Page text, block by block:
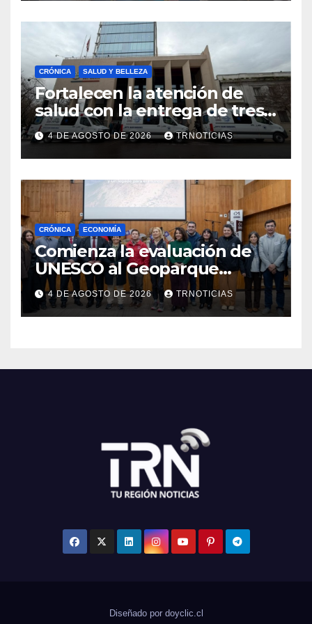
emprendimiento
CRÓNICA SALUD Y BELLEZA
Fortalecen la atención de
salud con la entrega de tres
nuevas ambulancias para
Cauquenes y Sagrada Familia
4 DE AGOSTO DE 2026 TRNOTICIAS
CRÓNICA ECONOMÍA
Comienza la evaluación de
UNESCO al Geoparque
Aspirante Pillanmapu en el
Maule
4 DE AGOSTO DE 2026 TRNOTICIAS
Diseñado por doyclic.cl